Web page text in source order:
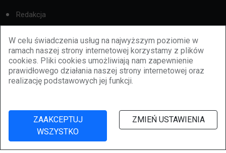
W celu świadczenia usług na najwyższym poziomie w
ramach naszej strony internetowej korzystamy z plików
cookies. Pliki cookies umożliwiają nam zapewnienie
prawidłowego działania naszej strony internetowej oraz
realizację podstawowych jej funkcji.
ZAAKCEPTUJ
WSZYSTKO
ZMIEŃ USTAWIENIA
Redakcja
Cookies
Reklama
BBiletomania